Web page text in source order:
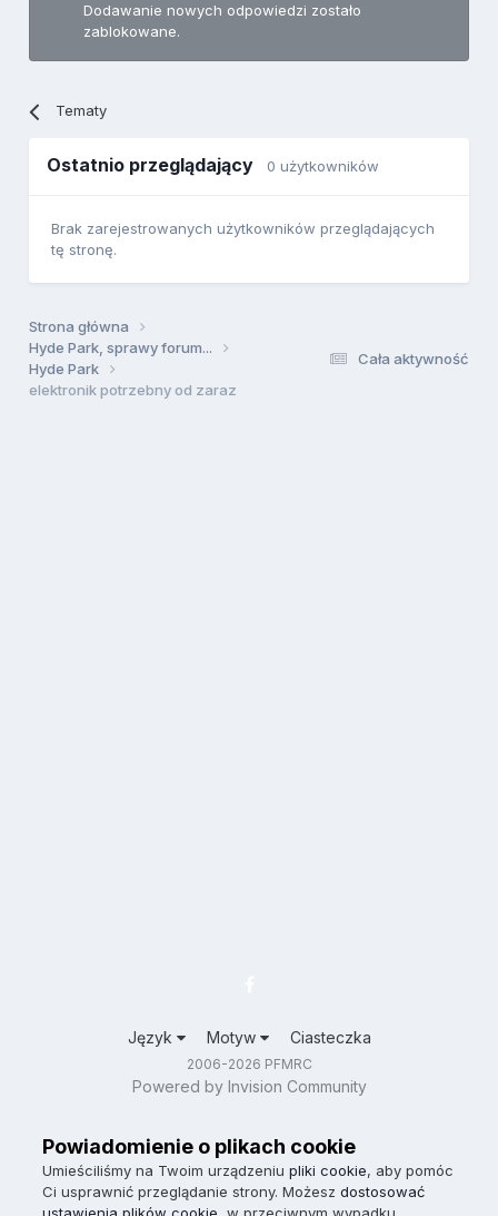
Dodawanie nowych odpowiedzi zostało
zablokowane.
Tematy
Ostatnio przeglądający 0 użytkowników
Brak zarejestrowanych użytkowników przeglądających
tę stronę.
Cała aktywność
Strona główna
Hyde Park, sprawy forum...
Hyde Park
elektronik potrzebny od zaraz
Język Motyw Ciasteczka
2006-2026 PFMRC
Powered by Invision Community
Powiadomienie o plikach cookie
Umieściliśmy na Twoim urządzeniu pliki cookie, aby pomóc
Ci usprawnić przeglądanie strony. Możesz dostosować